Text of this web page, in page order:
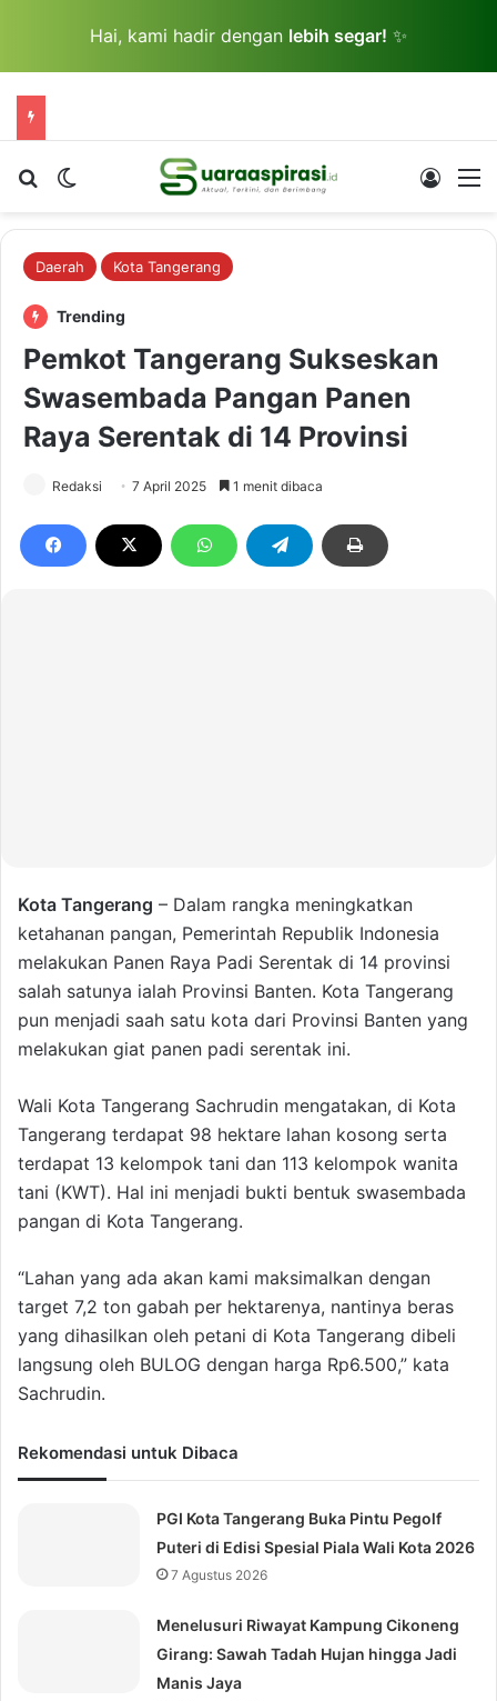
Hai, kami hadir dengan lebih segar! ✨
Cari berita...Switch skin Log In
Daerah Kota Tangerang
Trending
Pemkot Tangerang Sukseskan
Swasembada Pangan Panen
Raya Serentak di 14 Provinsi
Redaksi 7 April 2025 1 menit dibaca
Kota Tangerang – Dalam rangka meningkatkan
ketahanan pangan, Pemerintah Republik Indonesia
melakukan Panen Raya Padi Serentak di 14 provinsi
salah satunya ialah Provinsi Banten. Kota Tangerang
pun menjadi saah satu kota dari Provinsi Banten yang
melakukan giat panen padi serentak ini.
Wali Kota Tangerang Sachrudin mengatakan, di Kota
Tangerang terdapat 98 hektare lahan kosong serta
terdapat 13 kelompok tani dan 113 kelompok wanita
tani (KWT). Hal ini menjadi bukti bentuk swasembada
pangan di Kota Tangerang.
“Lahan yang ada akan kami maksimalkan dengan
target 7,2 ton gabah per hektarenya, nantinya beras
yang dihasilkan oleh petani di Kota Tangerang dibeli
langsung oleh BULOG dengan harga Rp6.500,” kata
Sachrudin.
Rekomendasi untuk Dibaca
PGI Kota Tangerang Buka Pintu Pegolf
Puteri di Edisi Spesial Piala Wali Kota 2026
7 Agustus 2026
Menelusuri Riwayat Kampung Cikoneng
Girang: Sawah Tadah Hujan hingga Jadi
Manis Jaya